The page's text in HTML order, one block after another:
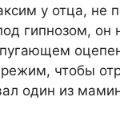
у отца, не
гипнозом, он
чтобы
один из